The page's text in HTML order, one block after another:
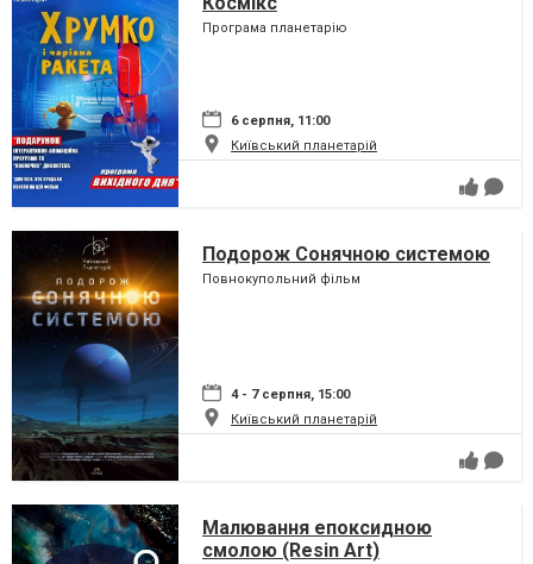
Програма планетарію
6 серпня, 11:00
Київський планетарій
Подорож Сонячною системою
Повнокупольний фільм
4 - 7 серпня, 15:00
Київський планетарій
Малювання епоксидною
смолою (Resin Art)